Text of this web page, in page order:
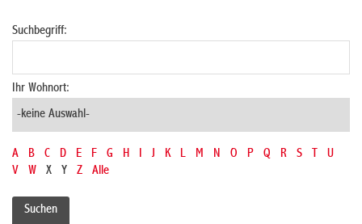
Suchbegriff:
Ihr Wohnort:
A B C D E F G H I J K L M N O P Q R S T
U
V
W X Y Z Alle